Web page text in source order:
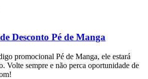
Desconto Pé de Manga
promocional Pé de Manga, ele estará
Volte sempre e não perca oportunidade de